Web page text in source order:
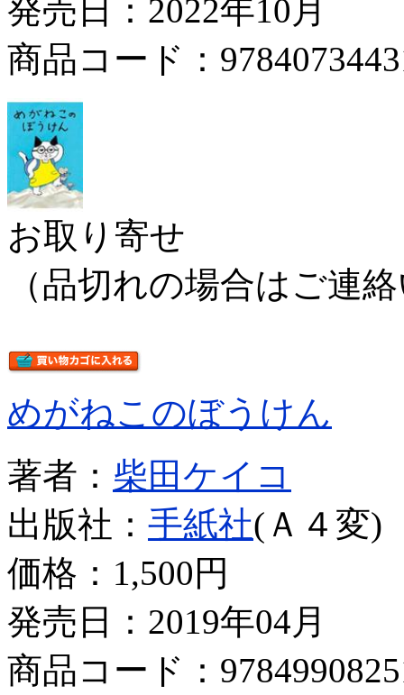
発売日：2022年10月
商品コード：
お取り寄せ
（品切れの場合はご連
めがねこのぼうけん
著者： 柴田ケイコ
出版社： 手紙社(Ａ４変)
価格： 1,500円
発売日：2019年04月
商品コード：